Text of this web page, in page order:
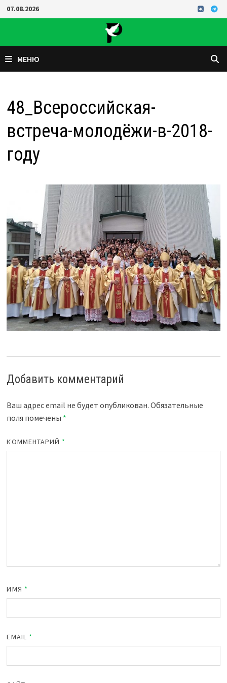
Перейти
к
07.08.2026
МЕНЮ
48_Всероссийская-
встреча-молодёжи-в-2018-
году
Добавить комментарий
Ваш адрес email не будет опубликован. Обязательные
поля помечены *
КОММЕНТАРИЙ *
ИМЯ *
EMAIL *